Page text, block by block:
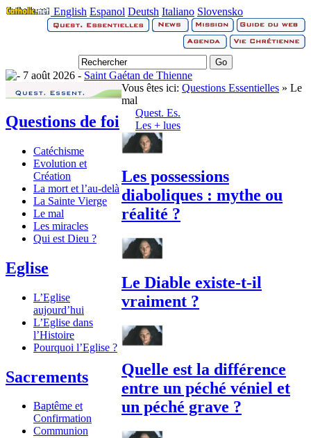
English Espanol Deutsh Italiano Slovensko
7 août 2026 - Saint Gaétan de Thienne
Questions de foi
Catéchisme
Evolution et
Création
La mort et l’au-delà
La Sainte Vierge
Le mal
Les miracles
Qui est Dieu ?
Eglise
L’Eglise
aujourd’hui
L’Eglise dans
l’Histoire
Pourquoi l’Eglise ?
Sacrements
Baptême et
Confirmation
Communion
Vous êtes ici: Questions Essentielles » Le
mal
Quest. Es.
Les + lues
Les possessions
diaboliques : mythe ou
réalité ?
Le Diable existe-t-il
vraiment ?
Quelle est la différence
entre un péché véniel et
un péché grave ?